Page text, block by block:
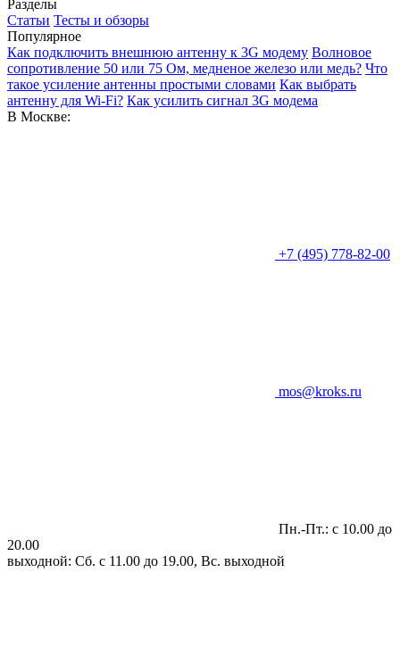
Разделы
Статьи Тесты и обзоры
Популярное
Как подключить внешнюю антенну к 3G модему Волновое
сопротивление 50 или 75 Ом, медненое железо или медь? Что
такое усиление антенны простыми словами Как выбрать
антенну для Wi-Fi? Как усилить сигнал 3G модема
В Москве:
+7 (495) 778-82-00
mos@kroks.ru
Пн.-Пт.: с 10.00 до
20.00
выходной: Сб. с 11.00 до 19.00, Вс. выходной